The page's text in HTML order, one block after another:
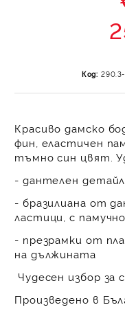
Код:
Красиво дамско
фин, еластичен
тъмно син цвят.
- дантелен
- бразилиана от
ластици, с
- презрамки от
на дължината
Чудесен избор за
Произведено в